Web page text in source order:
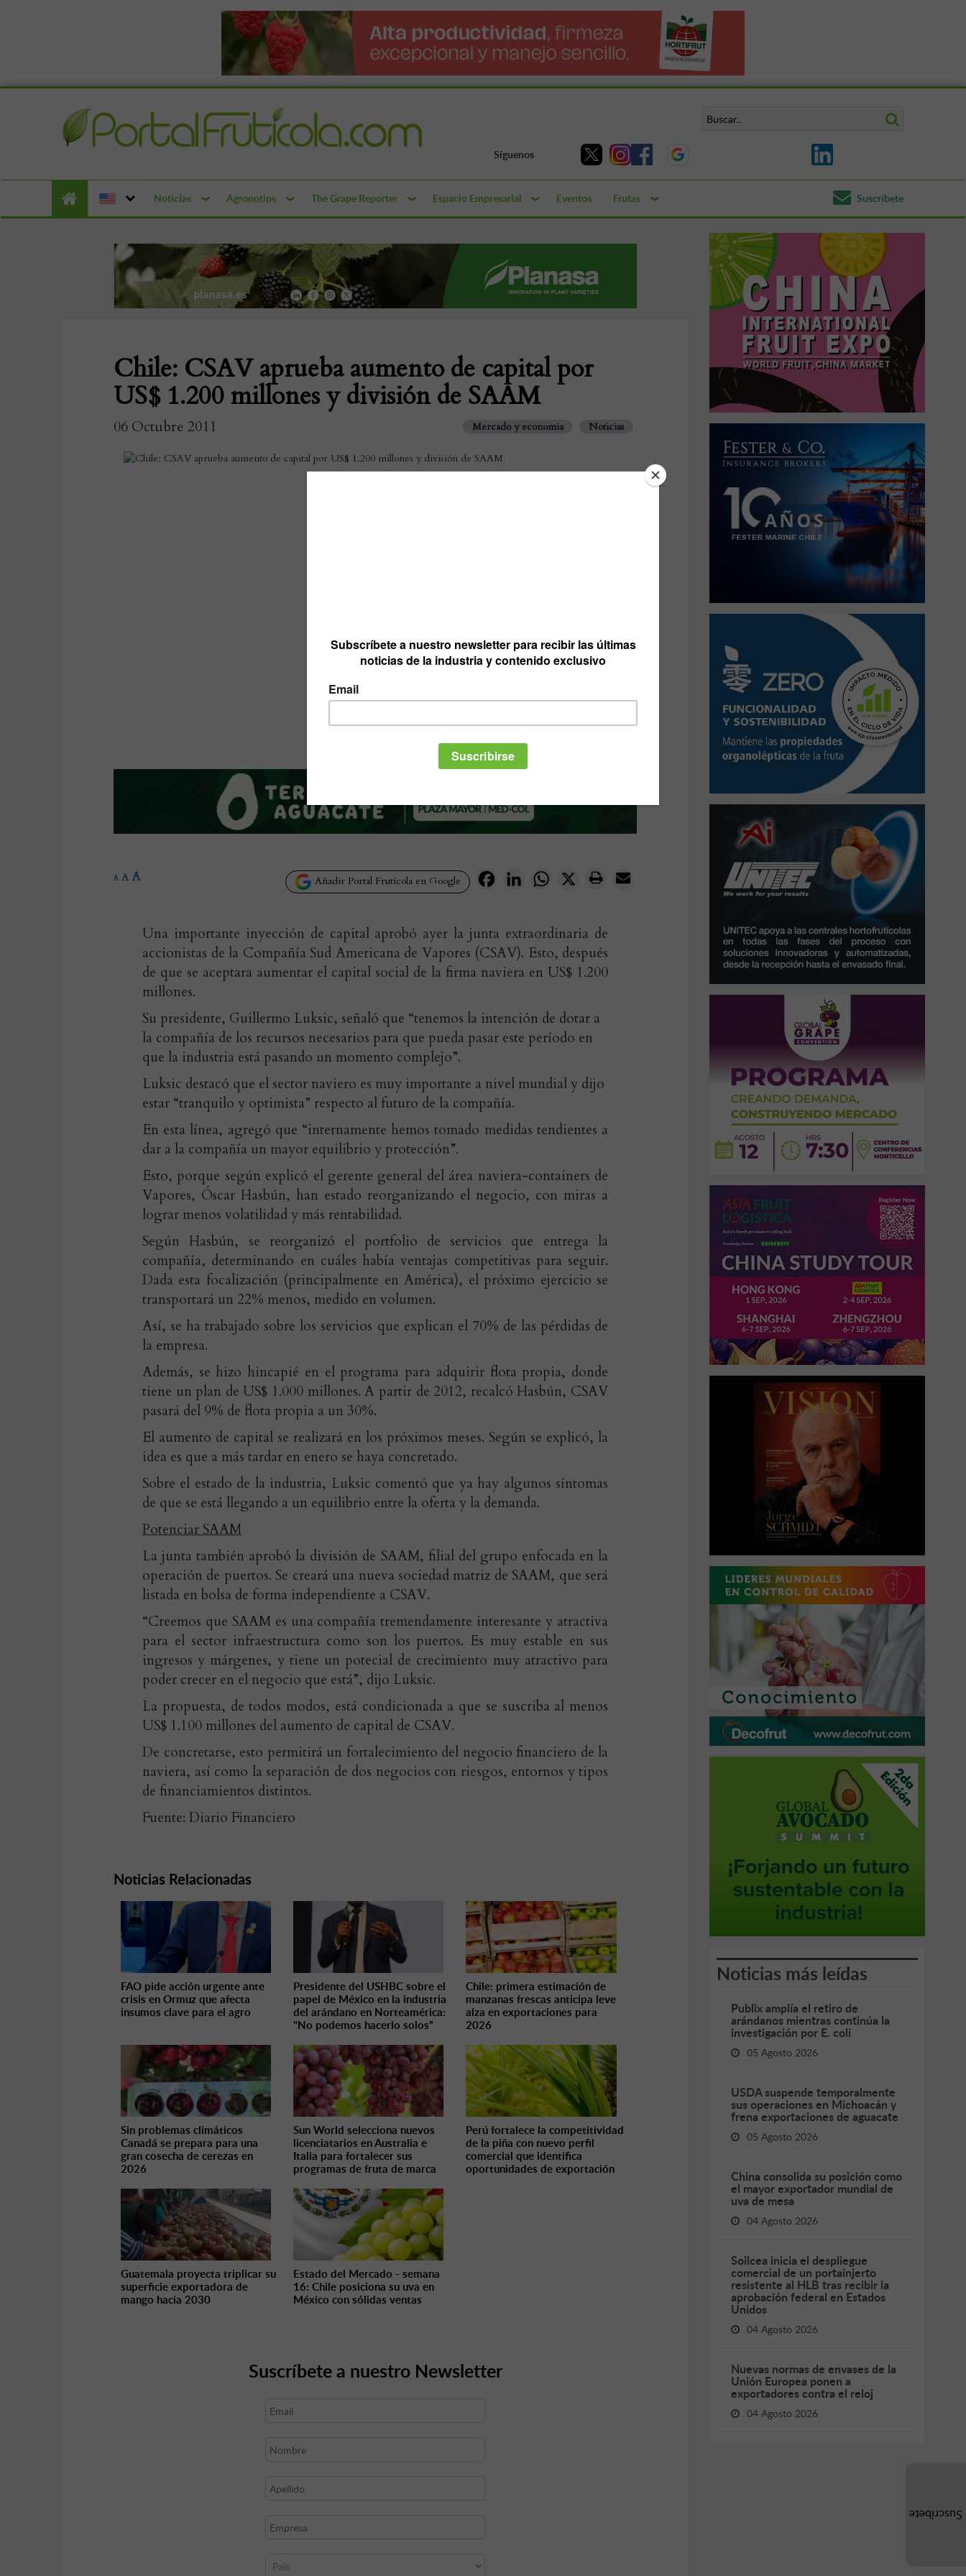
Síguenos
Noticias Agronotips The Grape Reporter Espacio Empresarial Eventos Frutas Suscríbete
Chile: CSAV aprueba aumento de capital por
US$ 1.200 millones y división de SAAM
06 Octubre 2011 Mercado y economia Noticias
Añadir Portal Frutícola en Google FacebookLinkedInWhatsApp
X
A A A
Una importante inyección de capital aprobó ayer la junta extraordinaria de
accionistas de la Compañía Sud Americana de Vapores (CSAV). Esto, después
de que se aceptara aumentar el capital social de la firma naviera en US$ 1.200
millones.
Su presidente, Guillermo Luksic, señaló que “tenemos la intención de dotar a
la compañía de los recursos necesarios para que pueda pasar este período en
que la industria está pasando un momento complejo”.
Luksic destacó que el sector naviero es muy importante a nivel mundial y dijo
estar “tranquilo y optimista” respecto al futuro de la compañía.
En esta línea, agregó que “internamente hemos tomado medidas tendientes a
dar a la compañía un mayor equilibrio y protección”.
Esto, porque según explicó el gerente general del área naviera-containers de
Vapores, Óscar Hasbún, han estado reorganizando el negocio, con miras a
lograr menos volatilidad y más rentabilidad.
Según Hasbún, se reorganizó el portfolio de servicios que entrega la
compañía, determinando en cuáles había ventajas competitivas para seguir.
Dada esta focalización (principalmente en América), el próximo ejercicio se
transportará un 22% menos, medido en volumen.
Así, se ha trabajado sobre los servicios que explican el 70% de las pérdidas de
la empresa.
Además, se hizo hincapié en el programa para adquirir flota propia, donde
tiene un plan de US$ 1.000 millones. A partir de 2012, recalcó Hasbún, CSAV
pasará del 9% de flota propia a un 30%.
El aumento de capital se realizará en los próximos meses. Según se explicó, la
idea es que a más tardar en enero se haya concretado.
Sobre el estado de la industria, Luksic comentó que ya hay algunos síntomas
de que se está llegando a un equilibrio entre la oferta y la demanda.
Potenciar SAAM
La junta también aprobó la división de SAAM, filial del grupo enfocada en la
operación de puertos. Se creará una nueva sociedad matriz de SAAM, que será
listada en bolsa de forma independiente a CSAV.
“Creemos que SAAM es una compañía tremendamente interesante y atractiva
para el sector infraestructura como son los puertos. Es muy estable en sus
ingresos y márgenes, y tiene un potecial de crecimiento muy atractivo para
poder crecer en el negocio que está”, dijo Luksic.
La propuesta, de todos modos, está condicionada a que se suscriba al menos
US$ 1.100 millones del aumento de capital de CSAV.
De concretarse, esto permitirá un fortalecimiento del negocio financiero de la
naviera, así como la separación de dos negocios con riesgos, entornos y tipos
de financiamientos distintos.
Fuente: Diario Financiero
Noticias Relacionadas
FAO pide acción urgente ante
crisis en Ormuz que afecta
insumos clave para el agro
Presidente del USHBC sobre el
papel de México en la industria
del arándano en Norteamérica:
"No podemos hacerlo solos”
Chile: primera estimación de
manzanas frescas anticipa leve
alza en exportaciones para
2026
Sin problemas climáticos
Canadá se prepara para una
gran cosecha de cerezas en
2026
Sun World selecciona nuevos
licenciatarios en Australia e
Italia para fortalecer sus
programas de fruta de marca
Perú fortalece la competitividad
de la piña con nuevo perfil
comercial que identifica
oportunidades de exportación
Guatemala proyecta triplicar su
superficie exportadora de
mango hacia 2030
Estado del Mercado - semana
16: Chile posiciona su uva en
México con sólidas ventas
Suscríbete a nuestro Newsletter
Noticias más leídas
Publix amplía el retiro de
arándanos mientras continúa la
investigación por E. coli
05 Agosto 2026
USDA suspende temporalmente
sus operaciones en Michoacán y
frena exportaciones de aguacate
05 Agosto 2026
China consolida su posición como
el mayor exportador mundial de
uva de mesa
04 Agosto 2026
Soilcea inicia el despliegue
comercial de un portainjerto
resistente al HLB tras recibir la
aprobación federal en Estados
Unidos
04 Agosto 2026
Nuevas normas de envases de la
Unión Europea ponen a
exportadores contra el reloj
04 Agosto 2026
Suscríbete